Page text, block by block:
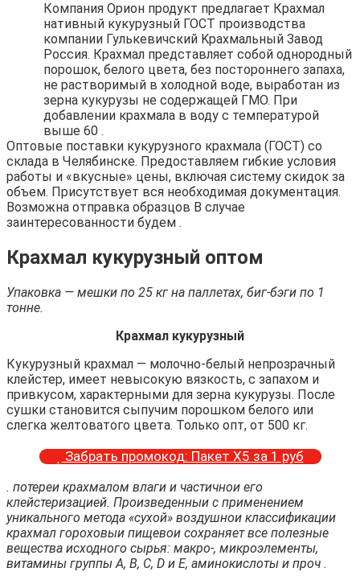
Компания Орион продукт предлагает Крахмал
нативный кукурузный ГОСТ производства
компании Гулькевичский Kрахмальный Завод
Россия. Крахмал представляет собой однородный
порошок, белого цвета, без постороннего запаха,
не растворимый в холодной воде, выработан из
зерна кукурузы не содержащей ГМО. При
добавлении крахмала в воду с температурой
выше 60 .
Оптовые поставки кукурузного крахмала (ГОСТ) со
склада в Челябинске. Предоставляем гибкие условия
работы и «вкусные» цены, включая систему скидок за
объем. Присутствует вся необходимая документация.
Возможна отправка образцов В случае
заинтересованности будем .
Крахмал кукурузный оптом
Упаковка — мешки по 25 кг на паллетах, биг-бэги по 1
тонне.
Крахмал кукурузный
Кукурузный крахмал — молочно-белый непрозрачный
клейстер, имеет невысокую вязкость, с запахом и
привкусом, характерными для зерна кукурузы. После
сушки становится сыпучим порошком белого или
слегка желтоватого цвета. Только опт, от 500 кг.
Забрать промокод: Пакет Х5 за 1 руб
. потереи крахмалом влаги и частичнои его
клейстеризацией. Произведенныи с применением
уникального метода «сухой» воздушнои классификации
крахмал гороховыи пищевои сохраняет все полезные
вещества исходного сырья: макро-, микроэлементы,
витамины группы А, В, С, D и Е, аминокислоты и проч .